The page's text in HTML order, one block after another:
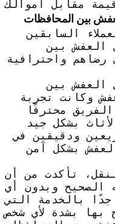
بين المحافظات
السابقين
العفش بين
رضاهم واحترافية
العفش بين
وكانت تجربة
محترفًا
بشكل جيد
ودقيقين في
بشكل آمن
تأكدت من أن
الصحيح وبدون أي
بالخدمة التي
بها بشدة لأي شخص